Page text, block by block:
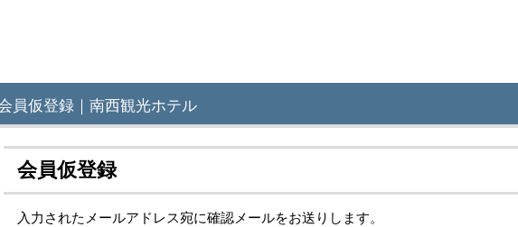
員仮登録｜南西観光ホテル
会員仮登録
入力されたメールアドレス宛に確認メールをお送りします。